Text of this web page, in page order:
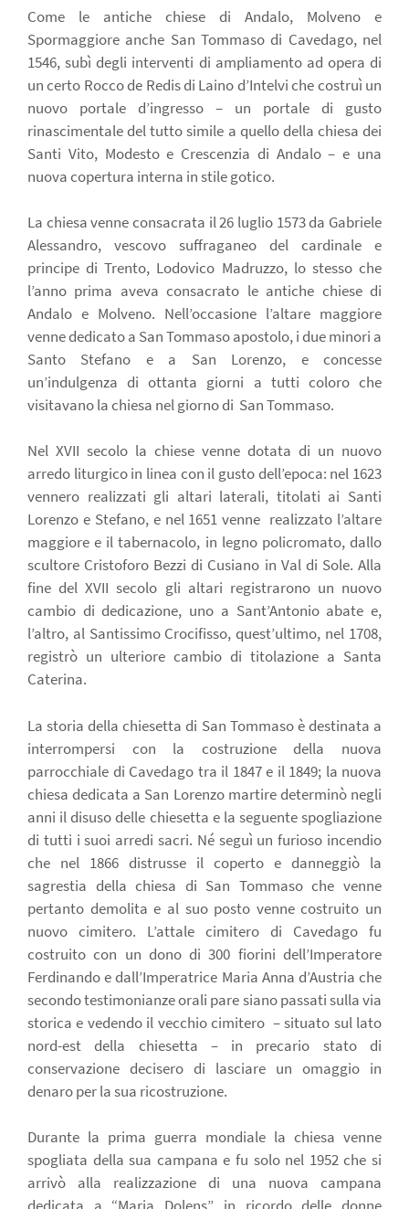
Come le antiche chiese di Andalo, Molveno e
Spormaggiore anche San Tommaso di Cavedago, nel
1546, subì degli interventi di ampliamento ad opera di
un certo Rocco de Redis di Laino d’Intelvi che costruì un
nuovo portale d’ingresso – un portale di gusto
rinascimentale del tutto simile a quello della chiesa dei
Santi Vito, Modesto e Crescenzia di Andalo – e una
nuova copertura interna in stile gotico.
La chiesa venne consacrata il 26 luglio 1573 da Gabriele
Alessandro, vescovo suffraganeo del cardinale e
principe di Trento, Lodovico Madruzzo, lo stesso che
l’anno prima aveva consacrato le antiche chiese di
Andalo e Molveno. Nell’occasione l’altare maggiore
venne dedicato a San Tommaso apostolo, i due minori a
Santo Stefano e a San Lorenzo, e concesse
un’indulgenza di ottanta giorni a tutti coloro che
visitavano la chiesa nel giorno di San Tommaso.
Nel XVII secolo la chiese venne dotata di un nuovo
arredo liturgico in linea con il gusto dell’epoca: nel 1623
vennero realizzati gli altari laterali, titolati ai Santi
Lorenzo e Stefano, e nel 1651 venne realizzato l’altare
maggiore e il tabernacolo, in legno policromato, dallo
scultore Cristoforo Bezzi di Cusiano in Val di Sole. Alla
fine del XVII secolo gli altari registrarono un nuovo
cambio di dedicazione, uno a Sant’Antonio abate e,
l’altro, al Santissimo Crocifisso, quest’ultimo, nel 1708,
registrò un ulteriore cambio di titolazione a Santa
Caterina.
La storia della chiesetta di San Tommaso è destinata a
interrompersi con la costruzione della nuova
parrocchiale di Cavedago tra il 1847 e il 1849; la nuova
chiesa dedicata a San Lorenzo martire determinò negli
anni il disuso delle chiesetta e la seguente spogliazione
di tutti i suoi arredi sacri. Né seguì un furioso incendio
che nel 1866 distrusse il coperto e danneggiò la
sagrestia della chiesa di San Tommaso che venne
pertanto demolita e al suo posto venne costruito un
nuovo cimitero. L’attale cimitero di Cavedago fu
costruito con un dono di 300 fiorini dell’Imperatore
Ferdinando e dall’Imperatrice Maria Anna d’Austria che
secondo testimonianze orali pare siano passati sulla via
storica e vedendo il vecchio cimitero – situato sul lato
nord-est della chiesetta – in precario stato di
conservazione decisero di lasciare un omaggio in
denaro per la sua ricostruzione.
Durante la prima guerra mondiale la chiesa venne
spogliata della sua campana e fu solo nel 1952 che si
arrivò alla realizzazione di una nuova campana